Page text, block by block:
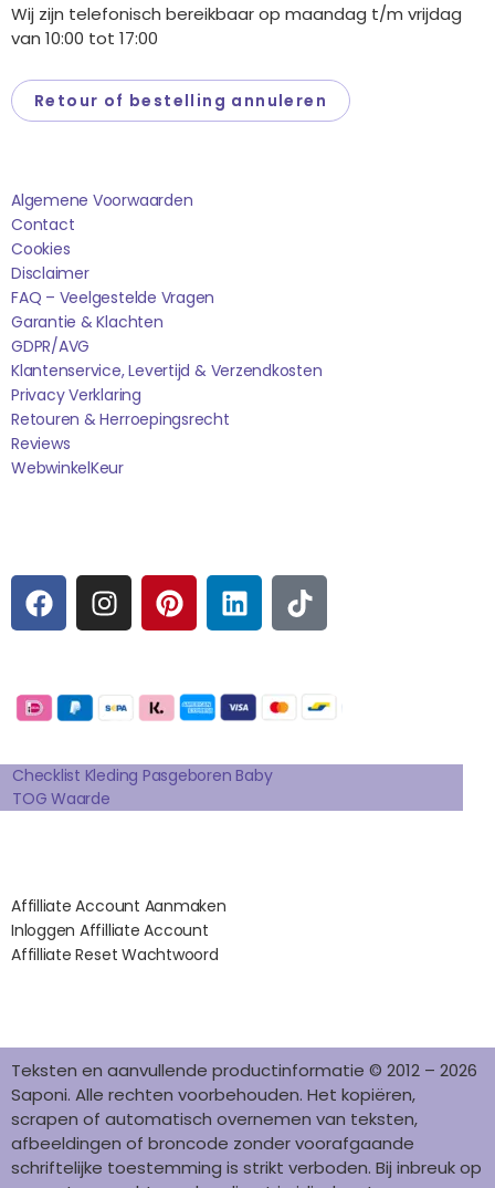
Wij zijn telefonisch bereikbaar op maandag t/m vrijdag
van 10:00 tot 17:00
Retour of bestelling annuleren
Algemene Voorwaarden
Contact
Cookies
Disclaimer
FAQ – Veelgestelde Vragen
Garantie & Klachten
GDPR/AVG
Klantenservice, Levertijd & Verzendkosten
Privacy Verklaring
Retouren & Herroepingsrecht
Reviews
WebwinkelKEur
F
A
C
B
O
O
K
I
N
S
A
R
A
M
P
I
N
E
R
E
S
T
L
I
N
E
D
I
N
T
I
K
O
K
Checklist Kleding Pasgeboren Baby
TOG Waarde
Affilliate Account Aanmaken
Inloggen Affilliate Account
Affilliate Reset Wachtwoord
Teksten en aanvullende productinformatie © 2012 – 2026
Saponi. Alle rechten voorbehouden. Het kopiëren,
scrapen of automatisch overnemen van teksten,
afbeeldingen of broncode zonder voorafgaande
schriftelijke toestemming is strikt verboden. Bij inbreuk op